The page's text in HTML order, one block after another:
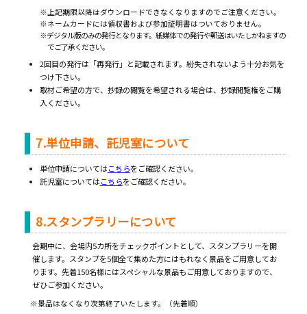
※上記期限以降はダウンロードできなくなりますのでご注意ください。
※ネームカードには領収書および参加証明書はついておりません。
※デジタル版のみの発行となります。紙媒体での発行や郵送はいたしかねますの
でご了承ください。
2回目の発行は「再発行」と記載されます。紛失されないよう十分お気を
つけ下さい。
取材ご希望の方で、抄録の閲覧を希望される場合は、抄録閲覧権をご購
入ください。
7.単位申請、託児室について
単位申請についてはこちらをご確認ください。
託児室についてはこちらをご確認ください。
8.スタンプラリーについて
会期中に、会場内5カ所をチェックポイントとして、スタンプラリーを開
催します。スタンプを5個全て集めた方にはもれなく景品をご用意してお
ります。先着150名様にはスペシャルな景品もご用意しておりますので、
ぜひご参加ください。
※景品はなくなり次第終了いたします。（先着順）